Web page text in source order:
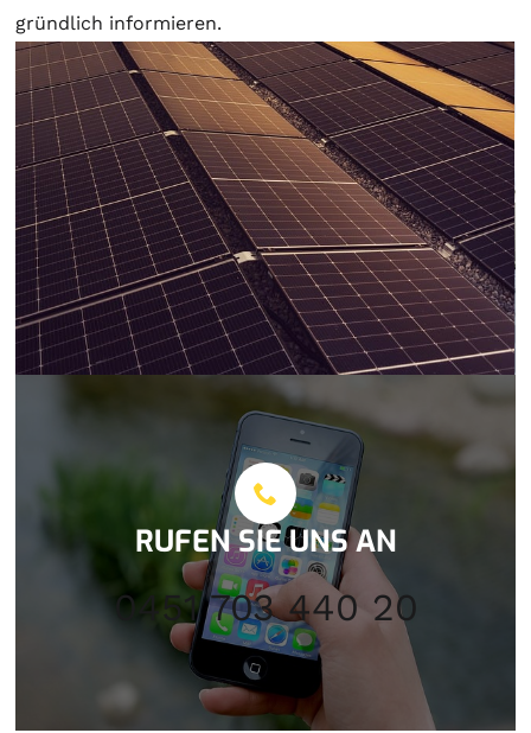
gründlich informieren.
RUFEN SIE UNS AN
0451 703 440 20